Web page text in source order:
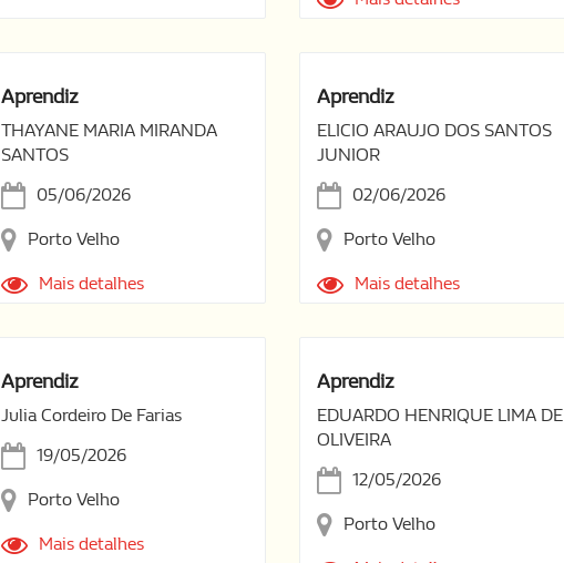
Aprendiz
THAYANE MARIA MIRANDA
SANTOS
05/06/2026
Porto Velho
Mais detalhes
Aprendiz
ELICIO ARAUJO DOS SANTOS
JUNIOR
02/06/2026
Porto Velho
Mais detalhes
Aprendiz
Julia Cordeiro De Farias
19/05/2026
Porto Velho
Mais detalhes
Aprendiz
EDUARDO HENRIQUE LIMA DE
OLIVEIRA
12/05/2026
Porto Velho